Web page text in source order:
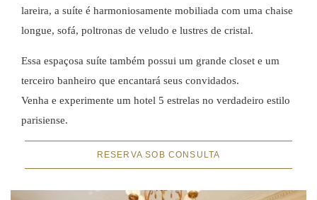
lareira, a suíte é harmoniosamente mobiliada com uma chaise
longue, sofá, poltronas de veludo e lustres de cristal.
Essa espaçosa suíte também possui um grande closet e um
terceiro banheiro que encantará seus convidados.
Venha e experimente um hotel 5 estrelas no verdadeiro estilo
parisiense.
RESERVA SOB CONSULTA